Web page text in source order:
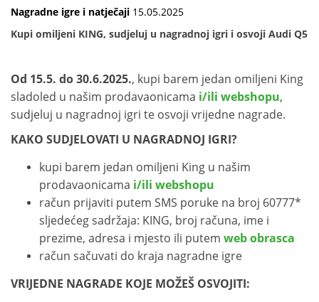
Nagradne igre i natječaji 15.05.2025
Kupi omiljeni KING, sudjeluj u nagradnoj igri i osvoji Audi Q5
Od 15.5. do 30.6.2025., kupi barem jedan omiljeni King
sladoled u našim prodavaonicama i/ili webshopu,
sudjeluj u nagradnoj igri te osvoji vrijedne nagrade.
KAKO SUDJELOVATI U NAGRADNOJ IGRI?
kupi barem jedan omiljeni King u našim
prodavaonicama i/ili webshopu
račun prijaviti putem SMS poruke na broj 60777*
sljedećeg sadržaja: KING, broj računa, ime i
prezime, adresa i mjesto ili putem web obrasca
račun sačuvati do kraja nagradne igre
VRIJEDNE NAGRADE KOJE MOŽEŠ OSVOJITI: